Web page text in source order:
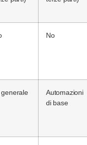
No
generale
Automazioni
di base